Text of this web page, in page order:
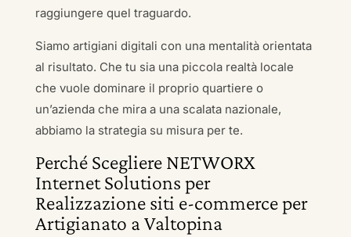
raggiungere quel traguardo.
Siamo artigiani digitali con una mentalità orientata
al risultato. Che tu sia una piccola realtà locale
che vuole dominare il proprio quartiere o
un’azienda che mira a una scalata nazionale,
abbiamo la strategia su misura per te.
Perché Scegliere NETWORX
Internet Solutions per
Realizzazione siti e-commerce per
Artigianato a Valtopina